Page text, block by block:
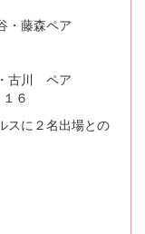
・藤森ペア
古川 ペア
６
スに２名出場との